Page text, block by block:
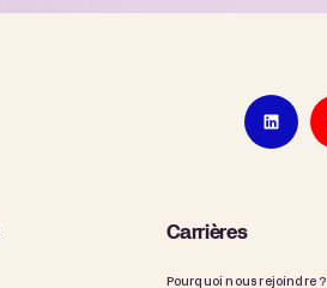
Carrières
Pourquoi nous rejoindre ?